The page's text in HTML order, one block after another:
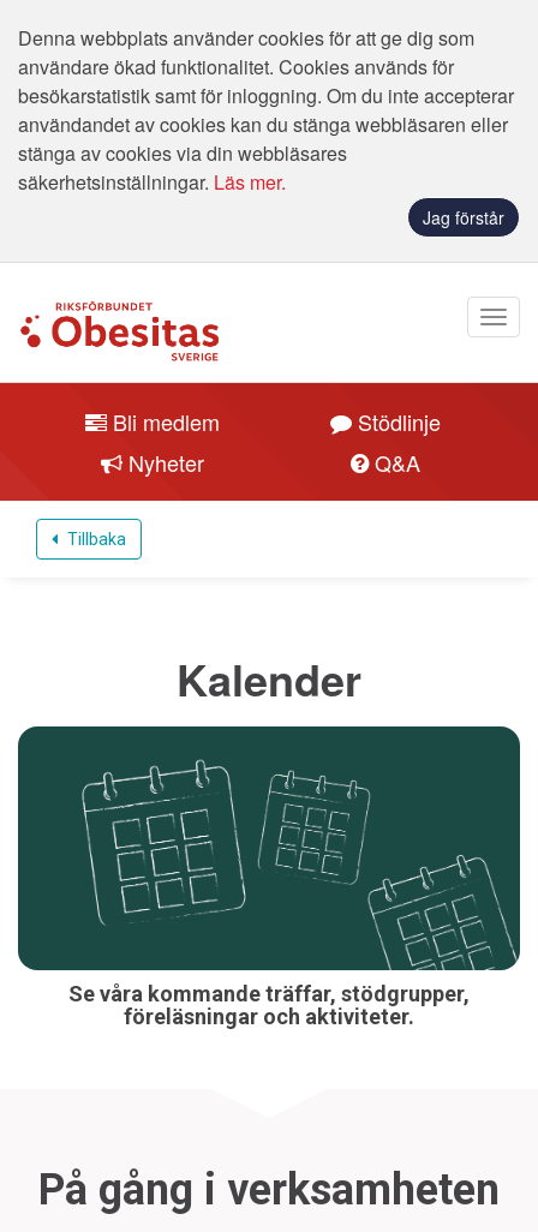
Denna webbplats använder cookies för att ge dig som
användare ökad funktionalitet. Cookies används för
besökarstatistik samt för inloggning. Om du inte accepterar
användandet av cookies kan du stänga webbläsaren eller
stänga av cookies via din webbläsares
säkerhetsinställningar. Läs mer.
Jag förstår
Bli medlem
Stödlinje
Nyheter
Q&A
Tillbaka
Kalender
Se våra kommande träffar, stödgrupper,
föreläsningar och aktiviteter.
På gång i verksamheten